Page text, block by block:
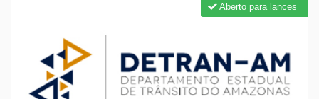
Aberto para lances